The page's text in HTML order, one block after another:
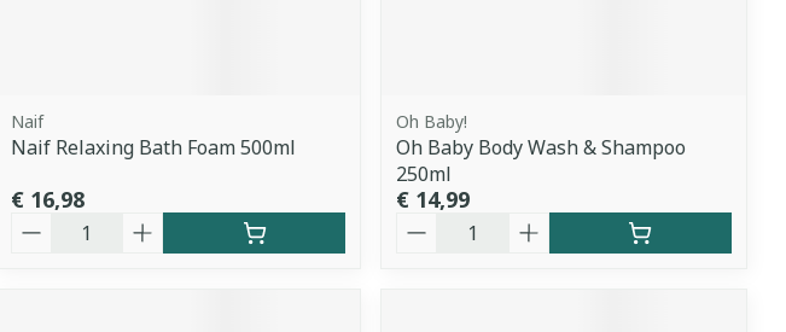
Naif
Naif Relaxing Bath Foam 500ml
€ 16,98
Oh Baby!
Oh Baby Body Wash & Shampoo
250ml
€ 14,99